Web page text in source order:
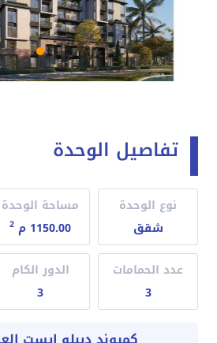
تفاصيل الوحدة
نوع الوحدة
شقق
مساحة الوحدة
1150.00 م
2
عدد الحمامات
3
الدور الكام
3